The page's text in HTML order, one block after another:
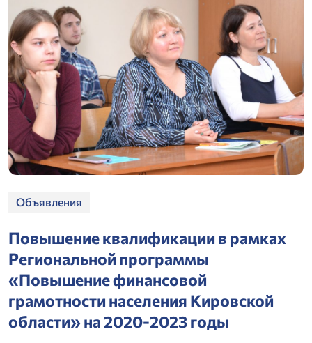
Объявления
Повышение квалификации в рамках
Региональной программы
«Повышение финансовой
грамотности населения Кировской
области» на 2020-2023 годы